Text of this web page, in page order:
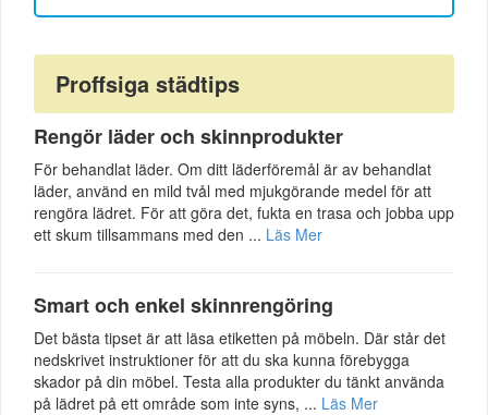
Proffsiga städtips
Rengör läder och skinnprodukter
För behandlat läder. Om ditt läderföremål är av behandlat
läder, använd en mild tvål med mjukgörande medel för att
rengöra lädret. För att göra det, fukta en trasa och jobba upp
ett skum tillsammans med den ... Läs Mer
Smart och enkel skinnrengöring
Det bästa tipset är att läsa etiketten på möbeln. Där står det
nedskrivet instruktioner för att du ska kunna förebygga
skador på din möbel. Testa alla produkter du tänkt använda
på lädret på ett område som inte syns, ... Läs Mer